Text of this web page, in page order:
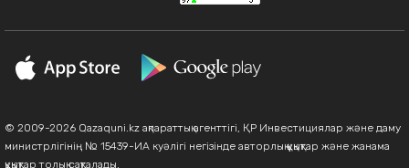
© 2009-2026 Qazaquni.kz ақпараттық агенттігі, ҚР Инвестициялар және даму
министрлігінің № 15439-ИА куәлігі негізінде авторлық құқықтар және жанама
құқықтар толық сақталады.